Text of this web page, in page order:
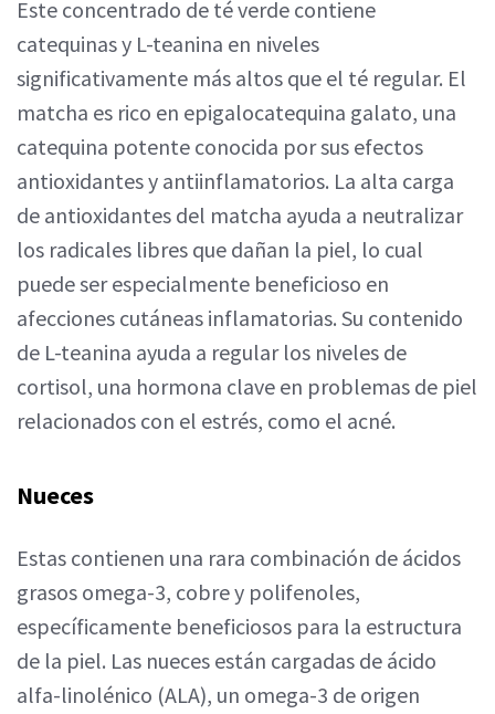
Este concentrado de té verde contiene
catequinas y L-teanina en niveles
significativamente más altos que el té regular. El
matcha es rico en epigalocatequina galato, una
catequina potente conocida por sus efectos
antioxidantes y antiinflamatorios. La alta carga
de antioxidantes del matcha ayuda a neutralizar
los radicales libres que dañan la piel, lo cual
puede ser especialmente beneficioso en
afecciones cutáneas inflamatorias. Su contenido
de L-teanina ayuda a regular los niveles de
cortisol, una hormona clave en problemas de piel
relacionados con el estrés, como el acné.
Nueces
Estas contienen una rara combinación de ácidos
grasos omega-3, cobre y polifenoles,
específicamente beneficiosos para la estructura
de la piel. Las nueces están cargadas de ácido
alfa-linolénico (ALA), un omega-3 de origen